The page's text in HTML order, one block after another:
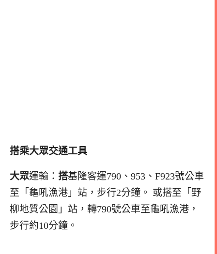
搭乘大眾交通工具
大眾運輸： 搭基隆客運790、953、F923號公車
至「龜吼漁港」站，步行2分鐘。 或搭至「野
柳地質公園」站，轉790號公車至龜吼漁港，
步行約10分鐘。